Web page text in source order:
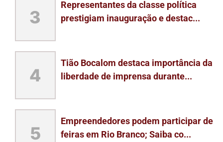
3
Representantes da classe política
prestigiam inauguração e destac...
4
Tião Bocalom destaca importância da
liberdade de imprensa durante...
5
Empreendedores podem participar de
feiras em Rio Branco; Saiba co...